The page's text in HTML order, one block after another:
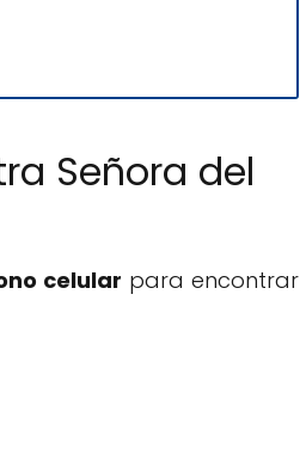
Señora del
celular para encontrar